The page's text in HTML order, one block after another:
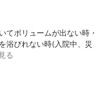
ボリュームが出ない時・
浴びれない時(入院中、災
る